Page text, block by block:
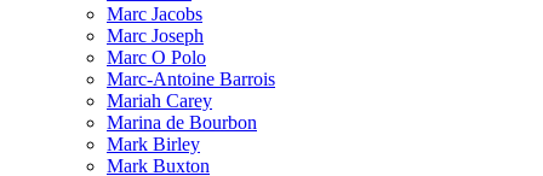
Marc Jacobs
Marc Joseph
Marc O Polo
Marc-Antoine Barrois
Mariah Carey
Marina de Bourbon
Mark Birley
Mark Buxton